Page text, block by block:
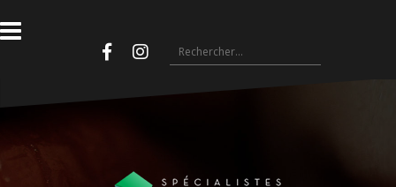
au
contenu
FacebookInstagram
Rechercher :